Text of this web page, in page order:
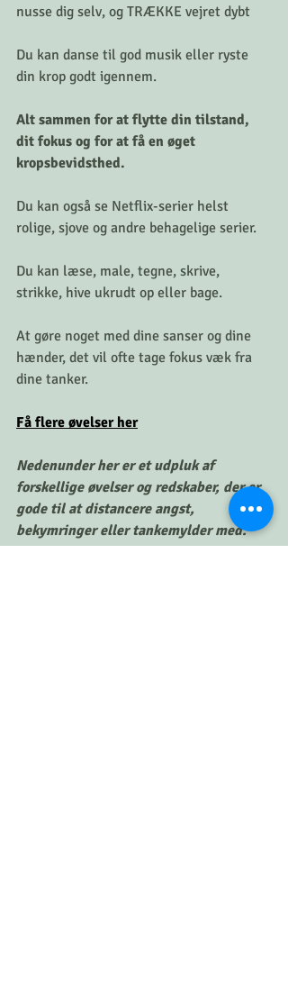
nusse dig selv, og TRÆKKE vejret dybt
Du kan danse til god musik eller ryste
din krop godt igennem.
Alt sammen for at flytte din tilstand,
dit fokus og for at få en øget
kropsbevidsthed.
Du kan også se Netflix-serier helst
rolige, sjove og andre behagelige serier.
Du kan læse, male, tegne, skrive,
strikke, hive ukrudt op eller bage.
At gøre noget med dine sanser og dine
hænder, det vil ofte tage fokus væk fra
dine tanker.
Få flere øvelser her
Nedenunder her er et udpluk af
forskellige øvelser og redskaber, der er
gode til at distancere angst,
bekymringer eller tankemylder med.